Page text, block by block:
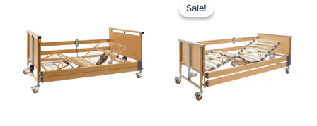
Sale!
Sale!